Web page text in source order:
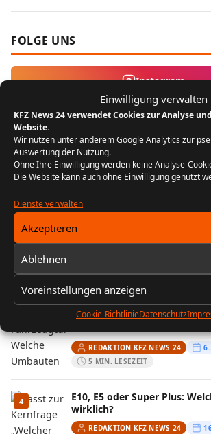
Einwilligung verwalten
KFZ News 24 verwendet Cookies zur Analyse
Website.
Wir nutzen unter anderem Google Analytics zur
Auswertung der Nutzung.
Ohne Ihre Einwilligung werden keine Analyse-
Die Website kann auch ohne Einwilligung genutzt
Dienste verwalten
Akzeptieren
Ablehnen
Voreinstellungen anzeigen
Cookie-RichtlinieDatenschutz
FOLGE UNS
Instagram
MEIST GELESEN
1
Der Bikergruß: Ein Zeichen der
Zusammengehörigkeit unter
FIN entschlüsseln: Baujahr,
Ausstattung prüfen
Fahrzeugtuning: Welche
und was ist verboten?
REDAKTION KFZ NEWS 24
5 MIN. LESEZEIT
4
E10, E5 oder Super Plus:
wirklich?
REDAKTION KFZ NEWS 24